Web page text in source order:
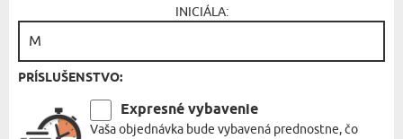
INICIÁLA:
PRÍSLUŠENSTVO:
Expresné vybavenie
Vaša objednávka bude vybavená prednostne, čo